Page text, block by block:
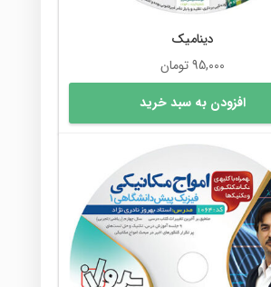
دینامیک
95,000تومان
افزودن به سبد خرید